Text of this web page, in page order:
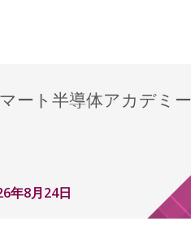
ート半導体アカデミー
年8月24日